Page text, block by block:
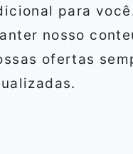
para
nosso
ofertas